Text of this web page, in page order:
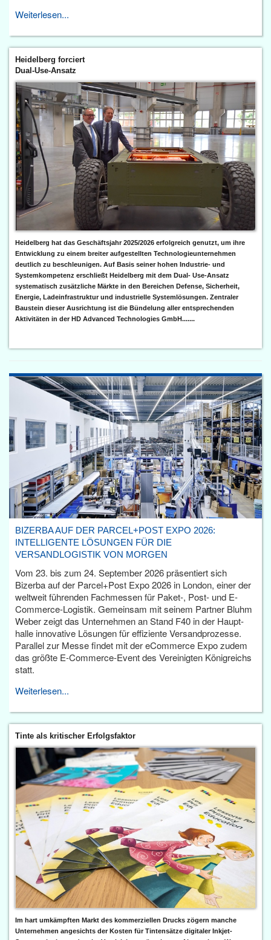
Weiterlesen...
Heidelberg forciert
Dual-Use-Ansatz
Heidelberg hat das Geschäftsjahr 2025/2026 erfolgreich genutzt, um ihre
Entwicklung zu einem breiter aufgestellten Technologieunternehmen
deutlich zu beschleunigen. Auf Basis seiner hohen Industrie- und
Systemkompetenz erschließt Heidelberg mit dem Dual- Use-Ansatz
systematisch zusätzliche Märkte in den Bereichen Defense, Sicherheit,
Energie, Ladeinfrastruktur und industrielle Systemlösungen. Zentraler
Baustein dieser Ausrichtung ist die Bündelung aller entsprechenden
Aktivitäten in der HD Advanced Technologies GmbH.......
BIZERBA AUF DER PARCEL+POST EXPO 2026:
INTELLIGENTE LÖSUNGEN FÜR DIE
VERSANDLOGISTIK VON MORGEN
Vom 23. bis zum 24. September 2026 präsentiert sich
Bizerba auf der Parcel+Post Expo 2026 in London, einer der
weltweit führenden Fachmessen für Paket-, Post- und E-
Commerce-Logistik. Gemeinsam mit seinem Partner Bluhm
Weber zeigt das Unternehmen an Stand F40 in der Haupt­
halle innovative Lösungen für effiziente Versandprozesse.
Parallel zur Messe findet mit der eCommerce Expo zudem
das größte E-Commerce-Event des Vereinigten Königreichs
statt.
Weiterlesen...
Tinte als kritischer Erfolgsfaktor
Im hart umkämpften Markt des kommerziellen Drucks zögern manche
Unternehmen angesichts der Kosten für Tintensätze digitaler Inkjet-